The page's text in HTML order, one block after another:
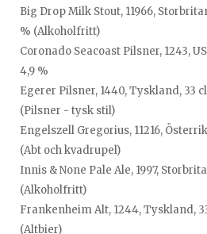
Big Drop Milk Stout, 11966,
% (Alkoholfritt)
Coronado Seacoast Pilsner, 1243,
4,9 %
Egerer Pilsner, 1440, Tyskland, 33
(Pilsner - tysk stil)
Engelszell Gregorius, 11216,
(Abt och kvadrupel)
Innis & None Pale Ale, 1997,
(Alkoholfritt)
Frankenheim Alt, 1244, Tyskland,
(Altbier)